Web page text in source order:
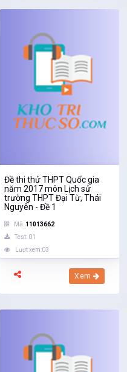
Đề thi thử THPT Quốc gia
năm 2017 môn Lịch sử
trường THPT Đại Từ, Thái
Nguyên - Đề 1
Mã: 11013662
Test: 01
Lượt xem:03
Xem